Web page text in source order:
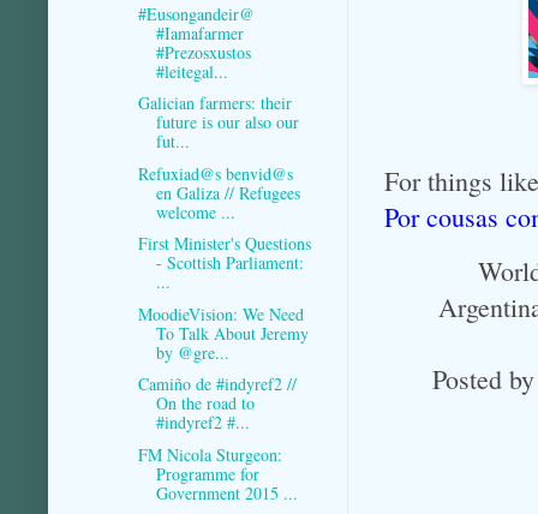
For things
Por cousas
Posted
#Eusongandeir@
#Iamafarmer
#Prezosxustos
#leitegal...
Galician farmers: their
future is our also our
fut...
Refuxiad@s benvid@s
en Galiza // Refugees
welcome ...
First Minister's Questions
- Scottish Parliament:
...
MoodieVision: We Need
To Talk About Jeremy
by @gre...
Camiño de #indyref2 //
On the road to
#indyref2 #...
FM Nicola Sturgeon:
Programme for
Government 2015 ...